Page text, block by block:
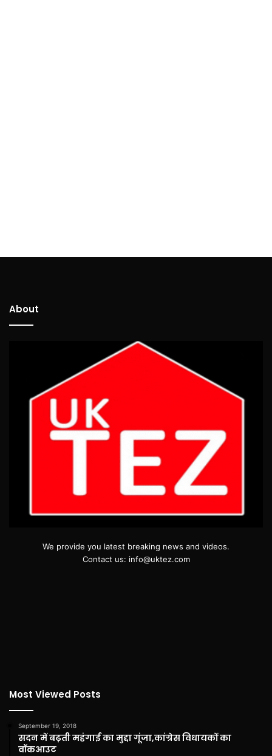
About
We provide you latest breaking news and videos.
Contact us: info@uktez.com
Most Viewed Posts
September 19, 2018
सदन में बढ़ती महंगाई का मुद्दा गूंजा,कांग्रेस विधायकों का
वॉकआउट